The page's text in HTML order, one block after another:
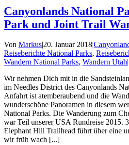
Canyonlands National
Park und Joint Trail
Von Markus|20. Januar 2018|
Reiseberichte National Parks,
Wandern National Parks, Wandern Utah|
Wir nehmen Dich mit in die
im Needles District des Canyonlands
Anfahrt ist atemberaubend und die
wunderschöne Panoramen in diesem
National Parks. Die Wanderung zum
war Teil unserer USA Rundreise 2015.
Elephant Hill Trailhead führt über eine
wir früh wach [...]